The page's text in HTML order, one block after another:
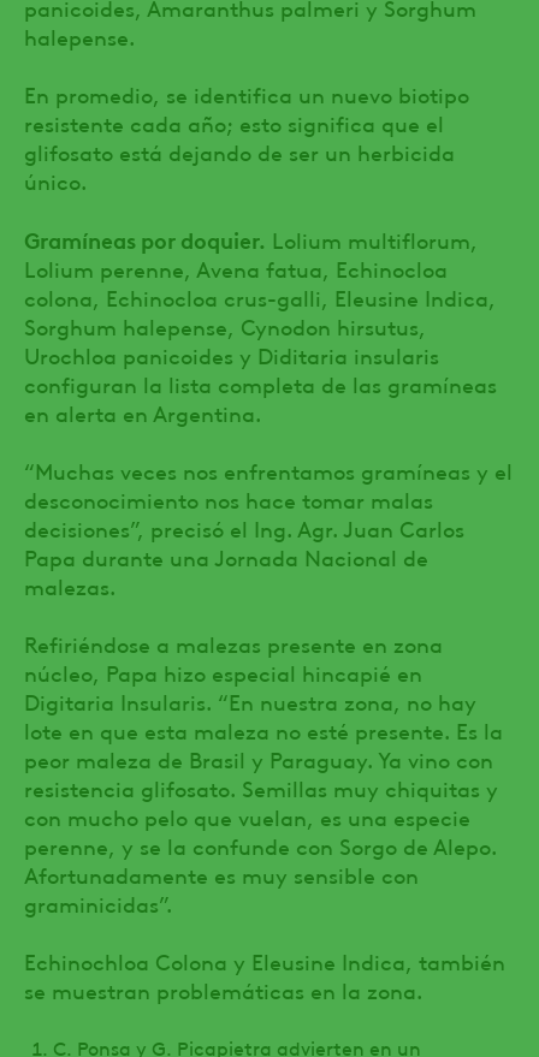
panicoides, Amaranthus palmeri y Sorghum
halepense.
En promedio, se identifica un nuevo biotipo
resistente cada año; esto significa que el
glifosato está dejando de ser un herbicida
único.
Gramíneas por doquier. Lolium multiflorum,
Lolium perenne, Avena fatua, Echinocloa
colona, Echinocloa crus-galli, Eleusine Indica,
Sorghum halepense, Cynodon hirsutus,
Urochloa panicoides y Diditaria insularis
configuran la lista completa de las gramíneas
en alerta en Argentina.
“Muchas veces nos enfrentamos gramíneas y el
desconocimiento nos hace tomar malas
decisiones”, precisó el Ing. Agr. Juan Carlos
Papa durante una Jornada Nacional de
malezas.
Refiriéndose a malezas presente en zona
núcleo, Papa hizo especial hincapié en
Digitaria Insularis. “En nuestra zona, no hay
lote en que esta maleza no esté presente. Es la
peor maleza de Brasil y Paraguay. Ya vino con
resistencia glifosato. Semillas muy chiquitas y
con mucho pelo que vuelan, es una especie
perenne, y se la confunde con Sorgo de Alepo.
Afortunadamente es muy sensible con
graminicidas”.
Echinochloa Colona y Eleusine Indica, también
se muestran problemáticas en la zona.
C. Ponsa y G. Picapietra advierten en un